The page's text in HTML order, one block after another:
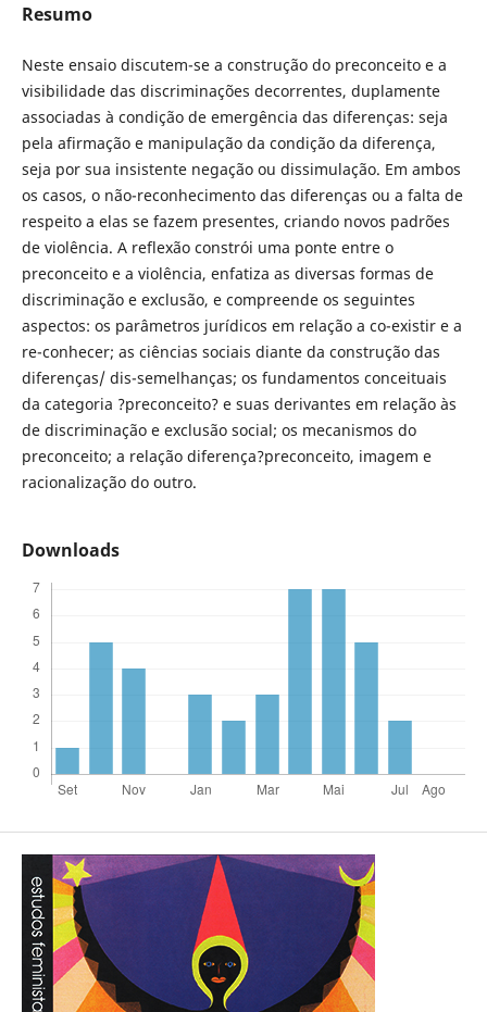
Resumo
Neste ensaio discutem-se a construção do preconceito e a
visibilidade das discriminações decorrentes, duplamente
associadas à condição de emergência das diferenças: seja
pela afirmação e manipulação da condição da diferença,
seja por sua insistente negação ou dissimulação. Em ambos
os casos, o não-reconhecimento das diferenças ou a falta de
respeito a elas se fazem presentes, criando novos padrões
de violência. A reflexão constrói uma ponte entre o
preconceito e a violência, enfatiza as diversas formas de
discriminação e exclusão, e compreende os seguintes
aspectos: os parâmetros jurídicos em relação a co-existir e a
re-conhecer; as ciências sociais diante da construção das
diferenças/ dis-semelhanças; os fundamentos conceituais
da categoria ?preconceito? e suas derivantes em relação às
de discriminação e exclusão social; os mecanismos do
preconceito; a relação diferença?preconceito, imagem e
racionalização do outro.
Downloads